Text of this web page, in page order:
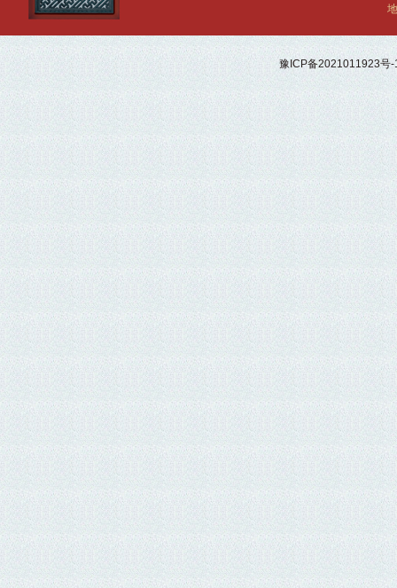
豫ICP备2021011923号-